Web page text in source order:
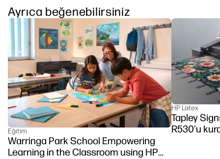
Ayrıca beğenebilirsiniz
Eğitim
Warringa Park School Empowering
Learning in the Classroom using HP
HP Latex
Tapley
R530’u